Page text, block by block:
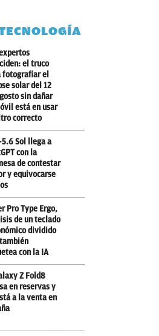
el truco
fotografiar el
solar del 12
sin dañar
está en usar
correcto
5.6 Sol llega a
con la
de contestar
y equivocarse
Pro Type Ergo,
de un teclado
dividido
con la IA
Z Fold8
en reservas y
a la venta en